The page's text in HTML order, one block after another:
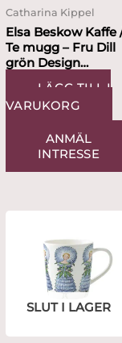
Catharina Kippel
Elsa Beskow Kaffe
Te mugg – Fru Dill
grön Design
Catharina Kippel
LÄGG TILL I
VARUKORG
ANMÄL
INTRESSE
SLUT I LAGER